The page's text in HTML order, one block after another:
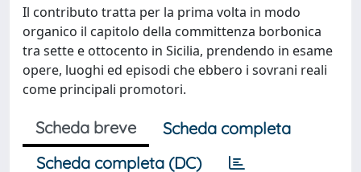
Il contributo tratta per la prima volta in modo
organico il capitolo della committenza borbonica
tra sette e ottocento in Sicilia, prendendo in esame
opere, luoghi ed episodi che ebbero i sovrani reali
come principali promotori.
Scheda breve
Scheda completa
Scheda completa (DC)